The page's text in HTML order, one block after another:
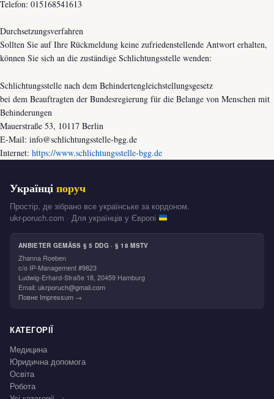
Telefon: 015168541613
Durchsetzungsverfahren
Sollten Sie auf Ihre Rückmeldung keine zufriedenstellende Antwort erhalten,
können Sie sich an die zuständige Schlichtungsstelle wenden:
Schlichtungsstelle nach dem Behindertengleichstellungsgesetz
bei dem Beauftragten der Bundesregierung für die Belange von Menschen mit
Behinderungen
Mauerstraße 53, 10117 Berlin
E-Mail: info@schlichtungsstelle-bgg.de
Internet: https://www.schlichtungsstelle-bgg.de
Українціпоруч
Простір, де зібрано все українське за кордоном.
ukr-poruch.com · Для українців у Європі
ANBIETER GEMÄSS § 5 DDG · § 18 MSTV
Zhanna Roeben
c/o IP-Management #9823
Ludwig-Erhard-Straße 18, 20459 Hamburg
Email: ukrporuch@gmail.com
Повне Impressum →
КАТЕГОРІЇ
Медицина
Юридична допомога
Освіта
Робота